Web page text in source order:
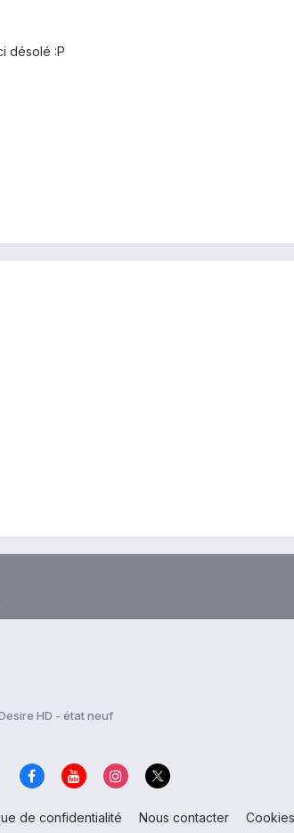
désolé :P
HD - état neuf
de confidentialité Nous contacter Cookies